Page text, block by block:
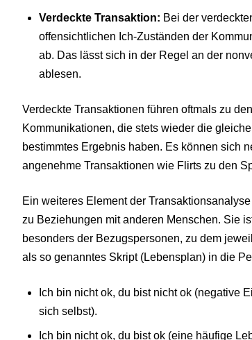
Verdeckte Transaktion: Bei der
offensichtlichen Ich-Zuständen der
ab. Das lässt sich in der Regel an der
ablesen.
Verdeckte Transaktionen führen oftmals zu
Kommunikationen, die stets wieder die
bestimmtes Ergebnis haben. Es können sich
angenehme Transaktionen wie Flirts zu den
Ein weiteres Element der
zu Beziehungen mit anderen Menschen. Sie
besonders der Bezugspersonen, zu dem
als so genanntes Skript (Lebensplan) in die
Ich bin nicht ok, du bist nicht ok (negative
sich selbst).
Ich bin nicht ok, du bist ok (eine häufige